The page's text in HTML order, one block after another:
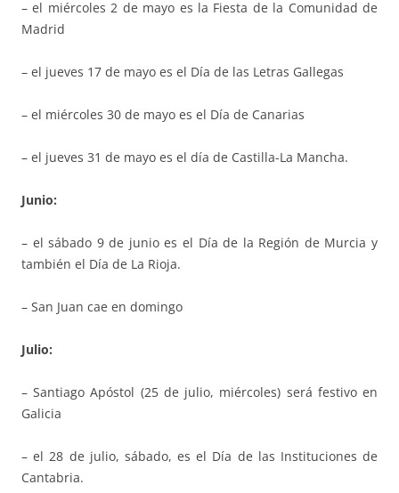
– el miércoles 2 de mayo es la Fiesta de la Comunidad de
Madrid
– el jueves 17 de mayo es el Día de las Letras Gallegas
– el miércoles 30 de mayo es el Día de Canarias
– el jueves 31 de mayo es el día de Castilla-La Mancha.
Junio:
– el sábado 9 de junio es el Día de la Región de Murcia y
también el Día de La Rioja.
– San Juan cae en domingo
Julio:
– Santiago Apóstol (25 de julio, miércoles) será festivo en
Galicia
– el 28 de julio, sábado, es el Día de las Instituciones de
Cantabria.